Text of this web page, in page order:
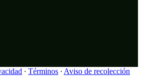
∙ Términos ∙ Aviso de recolección